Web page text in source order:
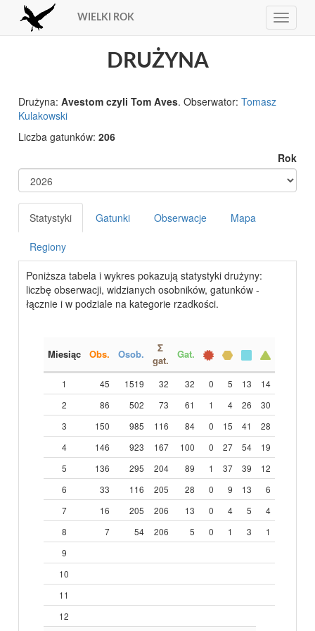
Toggle
WIELKI ROK
DRUŻYNA
Drużyna:Avestom czyli Tom Aves. Obserwator:Tomasz
Kulakowski
Liczba gatunków:206
Rok
Statystyki Gatunki Obserwacje Mapa
Regiony
Poniższa tabela i wykres pokazują statystyki drużyny:
liczbę obserwacji, widzianych osobników, gatunków -
łącznie i w podziale na kategorie rzadkości.
Miesiąc Obs. Osob.
Σ
gat.
Gat.
1 45 1519 32 32 0 5 13
14
2
86 502 73 61 1 4 26
30
3
150 985 116 84 0 15 41
28
4
146 923 167 100 0 27 54
19
5
136 295 204 89 1 37 39
12
6
33 116 205 28 0 9 13
6
7
16 205 206 13 0 4 5
4
8
7 54 206 5 0 1 3
1
9
10
11
12